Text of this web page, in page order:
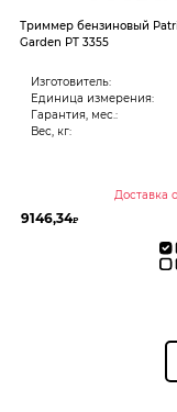
Триммер бензиновый
Garden PT 3355
Изготовитель:
Единица измерения:
Гарантия, мес.:
Вес, кг:
Доставка
9146,34₽